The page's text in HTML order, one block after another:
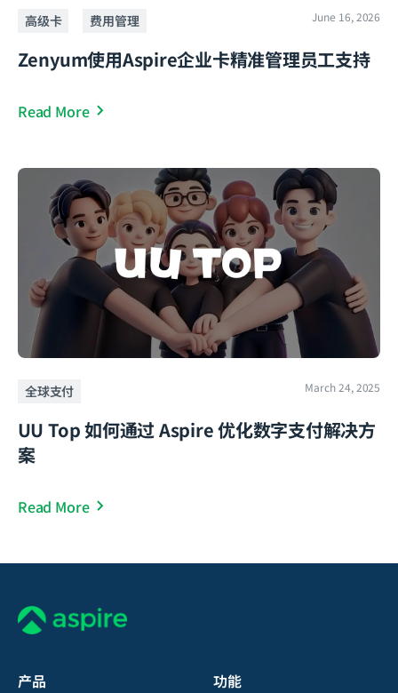
高级卡 费用管理 June 16, 2026
Zenyum使用Aspire企业卡精准管理员工支持
Read More
全球支付 March 24, 2025
UU Top 如何通过 Aspire 优化数字支付解决方
案
Read More
产品 功能